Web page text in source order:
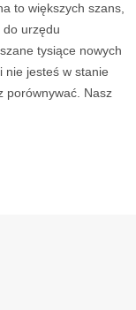
to większych szans,
do urzędu
tysiące nowych
nie jesteś w stanie
porównywać. Nasz